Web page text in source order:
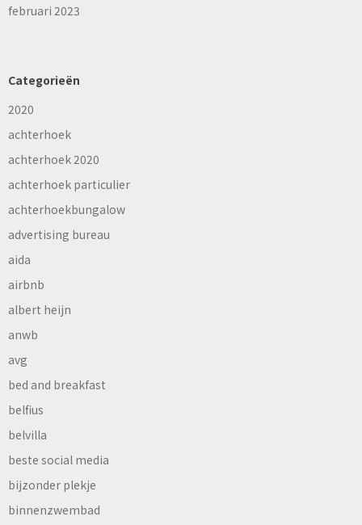
februari 2023
Categorieën
2020
achterhoek
achterhoek 2020
achterhoek particulier
achterhoekbungalow
advertising bureau
aida
airbnb
albert heijn
anwb
avg
bed and breakfast
belfius
belvilla
beste social media
bijzonder plekje
binnenzwembad